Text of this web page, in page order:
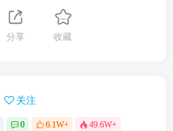
分享 收藏
关注
0 6.1W+ 49.6W+